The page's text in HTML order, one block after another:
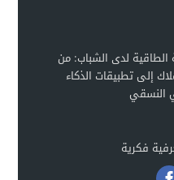
الطاقية لدى الشباب: من
إلى تطبيقات الذكاء
النسقي
فكرية